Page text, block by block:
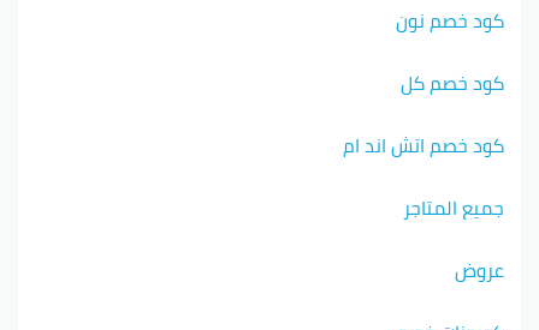
كود خصم نون
كود خصم كل
كود خصم اتش اند ام
جميع المتاجر
عروض